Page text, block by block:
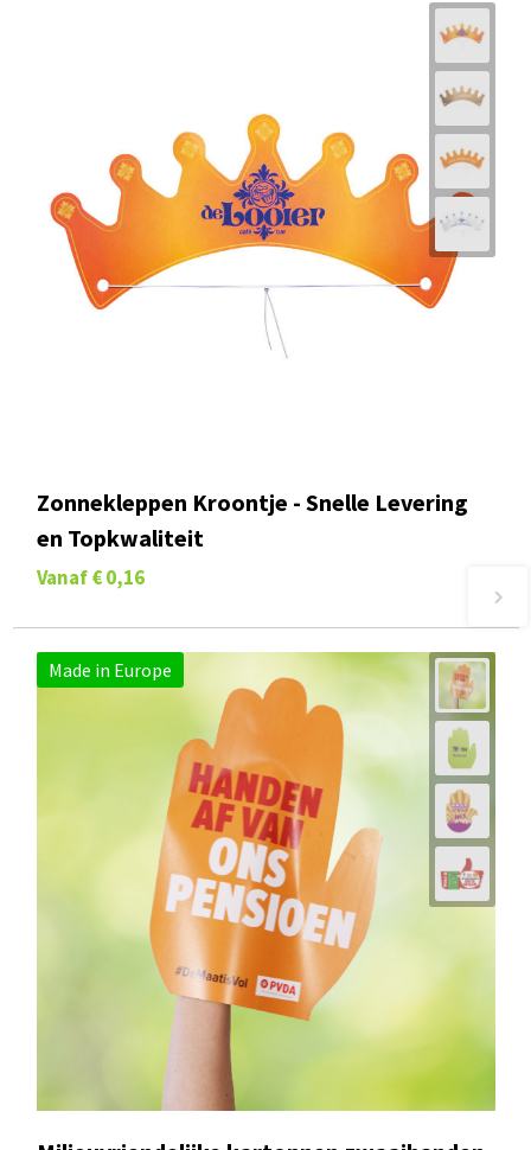
Zonnekleppen Kroontje - Snelle Levering
en Topkwaliteit
Vanaf € 0,16
Made in Europe